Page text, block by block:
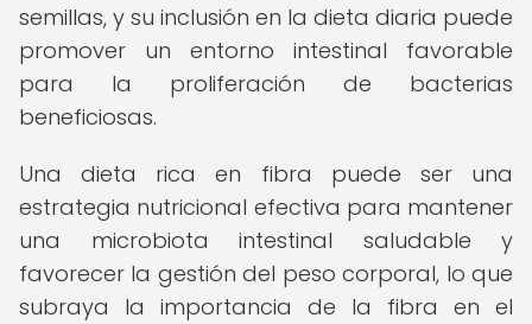
semillas, y su inclusión en la dieta diaria puede
promover un entorno intestinal favorable
para la proliferación de bacterias
beneficiosas.
Una dieta rica en fibra puede ser una
estrategia nutricional efectiva para mantener
una microbiota intestinal saludable y
favorecer la gestión del peso corporal, lo que
subraya la importancia de la fibra en el